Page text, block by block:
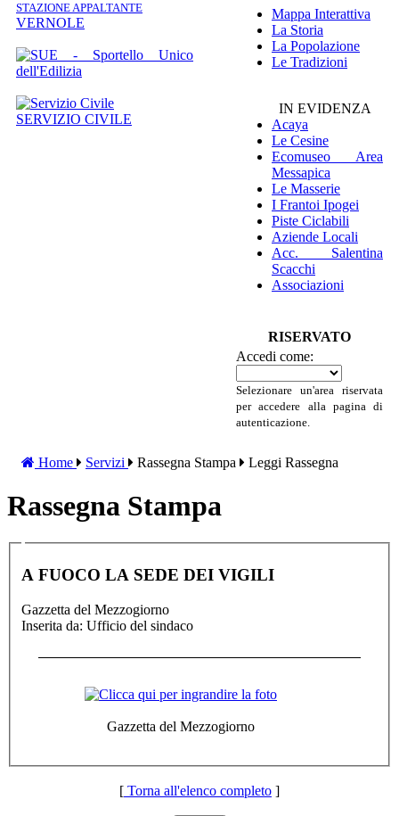
STAZIONE APPALTANTE
VERNOLE
SERVIZIO CIVILE
Mappa Interattiva
La Storia
La Popolazione
Le Tradizioni
IN EVIDENZA
Acaya
Le Cesine
Ecomuseo Area
Messapica
Le Masserie
I Frantoi Ipogei
Piste Ciclabili
Aziende Locali
Acc. Salentina
Scacchi
Associazioni
RISERVATO
Accedi come:
Selezionare un'area riservata
per accedere alla pagina di
autenticazione.
Home Servizi Rassegna Stampa Leggi Rassegna
Rassegna Stampa
A FUOCO LA SEDE DEI VIGILI
Gazzetta del Mezzogiorno
Inserita da: Ufficio del sindaco
Gazzetta del Mezzogiorno
[ Torna all'elenco completo ]